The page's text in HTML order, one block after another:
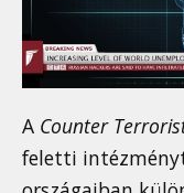
A Counter
feletti